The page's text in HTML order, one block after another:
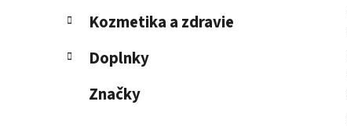
Kozmetika a zdravie
Doplnky
Značky